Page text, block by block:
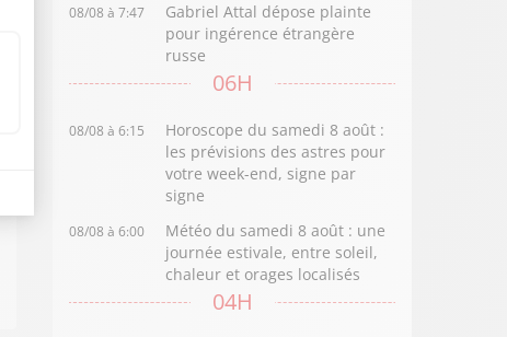
08/08 à 7:47
Gabriel Attal dépose plainte
pour ingérence étrangère
russe
06H
08/08 à 6:15
Horoscope du samedi 8 août :
les prévisions des astres pour
votre week-end, signe par
signe
08/08 à 6:00
Météo du samedi 8 août : une
journée estivale, entre soleil,
chaleur et orages localisés
04H